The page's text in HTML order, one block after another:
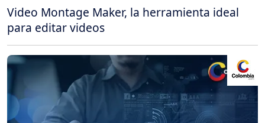
Video Montage Maker, la herramienta ideal
para editar videos